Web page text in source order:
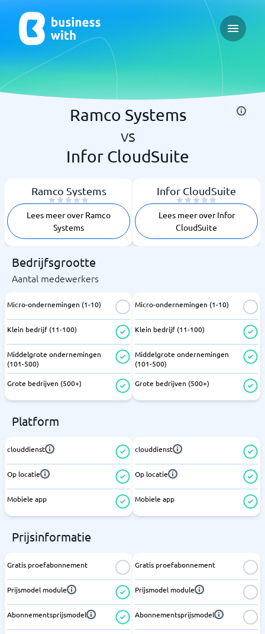
Open
Ramco Systems
vs
Infor CloudSuite
Ramco Systems
Lees meer over Ramco
Systems
Infor CloudSuite
Lees meer over Infor
CloudSuite
Bedrijfsgrootte
Aantal medewerkers
Micro-ondernemingen (1-10)
Klein bedrijf (11-100)
Middelgrote ondernemingen
(101-500)
Grote bedrijven (500+)
Micro-ondernemingen (1-10)
Klein bedrijf (11-100)
Middelgrote ondernemingen
(101-500)
Grote bedrijven (500+)
Platform
clouddienst
Op locatie
Mobiele app
clouddienst
Op locatie
Mobiele app
Prijsinformatie
Gratis proefabonnement
Prijsmodel module
Abonnementsprijsmodel
Gratis proefabonnement
Prijsmodel module
Abonnementsprijsmodel